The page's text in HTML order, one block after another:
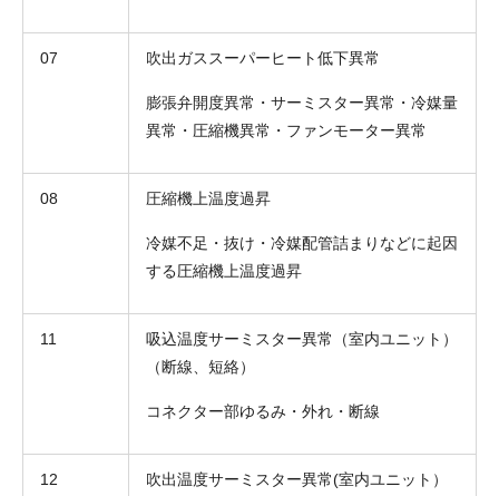
07 吹出ガススーパーヒート低下異常
膨張弁開度異常・サーミスター異常・冷媒量
異常・圧縮機異常・ファンモーター異常
08 圧縮機上温度過昇
冷媒不足・抜け・冷媒配管詰まりなどに起因
する圧縮機上温度過昇
11
吸込温度サーミスター異常（室内ユニット）
（断線、短絡）
コネクター部ゆるみ・外れ・断線
12
吹出温度サーミスター異常(室内ユニット）